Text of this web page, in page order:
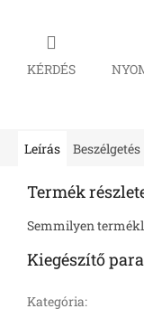
KÉRDÉS
Leírás Beszélgetés
Termék
Semmilyen
Kiegészítő
Kategória: